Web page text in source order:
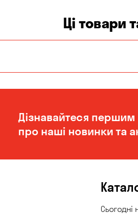
Ці товари
Одеса
Дізнавайтеся першим
про наші новинки та
Сьогодні